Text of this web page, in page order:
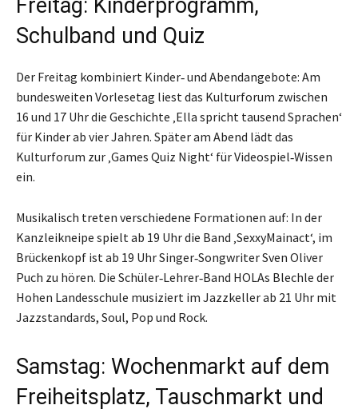
Freitag: Kinderprogramm,
Schulband und Quiz
Der Freitag kombiniert Kinder‑ und Abendangebote: Am
bundesweiten Vorlesetag liest das Kulturforum zwischen
16 und 17 Uhr die Geschichte ‚Ella spricht tausend Sprachen‘
für Kinder ab vier Jahren. Später am Abend lädt das
Kulturforum zur ‚Games Quiz Night‘ für Videospiel‑Wissen
ein.
Musikalisch treten verschiedene Formationen auf: In der
Kanzleikneipe spielt ab 19 Uhr die Band ‚SexxyMainact‘, im
Brückenkopf ist ab 19 Uhr Singer‑Songwriter Sven Oliver
Puch zu hören. Die Schüler‑Lehrer‑Band HOLAs Blechle der
Hohen Landesschule musiziert im Jazzkeller ab 21 Uhr mit
Jazzstandards, Soul, Pop und Rock.
Samstag: Wochenmarkt auf dem
Freiheitsplatz, Tauschmarkt und